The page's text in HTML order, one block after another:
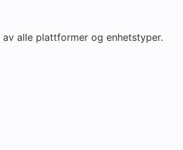
alle plattformer og enhetstyper.